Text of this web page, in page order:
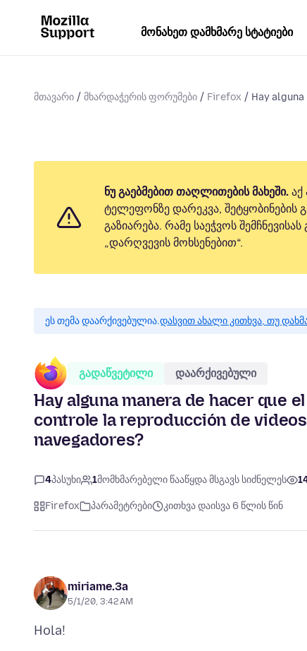
მონახეთ დამხმარე სტატიები
მთავარი მხარდაჭერის ფორუმები Firefox Hay
ნუ გაებმებით თაღლითების მახეში.
ტელეფონზე დარეკვა, შეტყობინების
გაზიარება. რამე საეჭვოს
„დარღვევის მოხსენებით“.
ეს თემა დაარქივებულია.დასვით ახალი კითხვა, თუ
გადაწვეტილი დაარქივებული
Hay alguna manera de hacer que
controle la reproducción de
navegadores?
4პასუხი 1მომხმარებელი წააწყდა მსგავს სიძნელეს
Firefox პარამეტრები კითხვა დაისვა 6 წლის წინ
miriame.3a
5/1/20, 3:42 AM